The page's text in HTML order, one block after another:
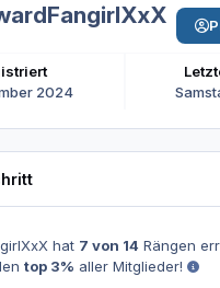
2024
hat 7 von 14 Rängen
top 3% aller Mitglieder!